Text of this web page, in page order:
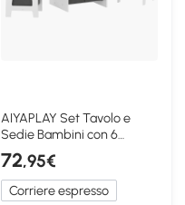
AIYAPLAY Set Tavolo e
Sedie Bambini con 6
Cassetti Grigio Bianco
72,95€
Corriere espresso